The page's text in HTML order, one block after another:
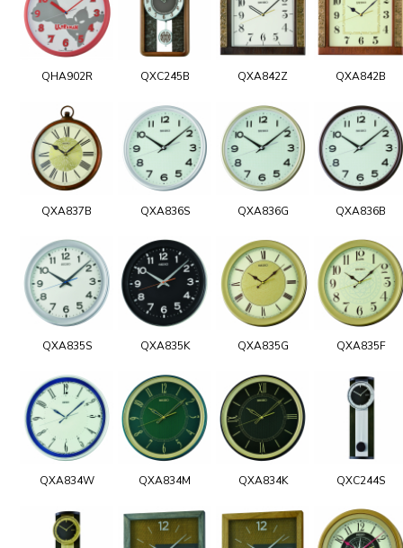
QHA902R QXC245B QXA842Z QXA842B
QXA837B QXA836S QXA836G QXA836B
QXA835S QXA835K QXA835G QXA835F
QXA834W QXA834M QXA834K QXC244S